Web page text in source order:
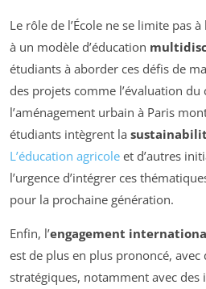
Le rôle de l’École ne se limite pas
à un modèle d’éducation
étudiants à aborder ces défis de
des projets comme l’évaluation du
l’aménagement urbain à Paris
étudiants intègrent la
L’éducation agricole et d’autres
l’urgence d’intégrer ces
pour la prochaine génération.
Enfin, l’engagement
est de plus en plus prononcé, avec
stratégiques, notamment avec